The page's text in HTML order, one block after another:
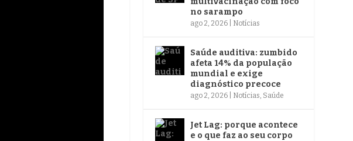
no sarampo
ago 2, 2026 Notícias
Saúde auditiva: zumbido
afeta 14% da população
mundial e exige
diagnóstico precoce
ago 2, 2026 Notícias, Saúde
Jet Lag: porque acontece
e o que faz ao seu corpo